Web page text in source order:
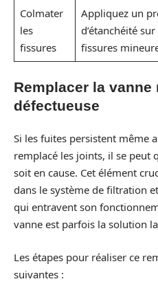
Colmater
les
fissures
Appliquez un
d’étanchéité sur
fissures
Remplacer la
défectueuse
Si les fuites persistent même
remplacé les joints, il se peut
soit en cause. Cet élément
dans le système de filtration
qui entravent son
vanne est parfois la solution
Les étapes pour réaliser ce
suivantes :